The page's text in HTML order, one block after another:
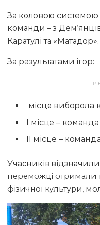
За коловою системою
команди – з
Каратулі та «Матадор».
За результатами ігор:
І місце виборола
ІІ місце –
ІІІ місце –
Учасників
переможці отримали
фізичної культури,